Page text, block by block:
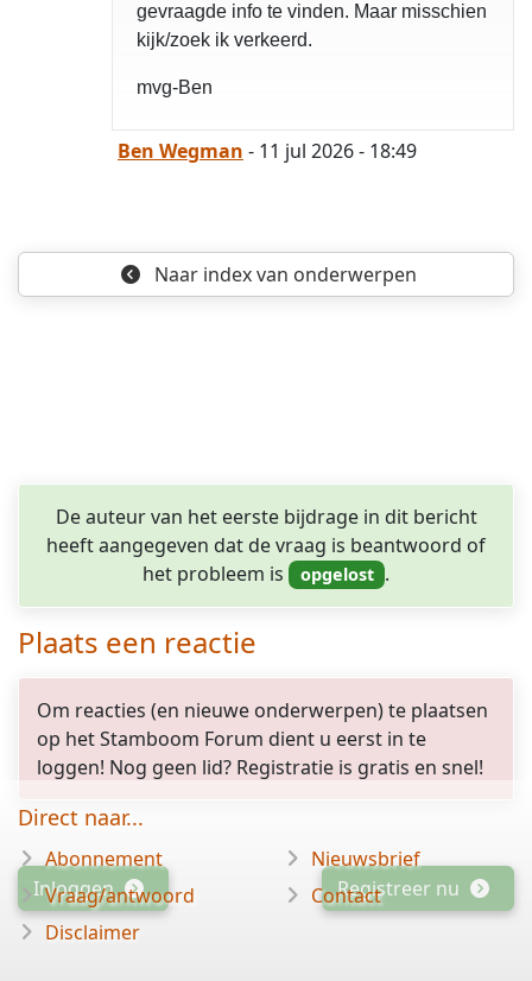
gevraagde info te vinden. Maar misschien
kijk/zoek ik verkeerd.
mvg-Ben
Ben Wegman - 11 jul 2026 - 18:49
Naar indexvan onderwerpen
De auteur van het eerste bijdrage in dit bericht
heeft aangegeven dat de vraag is beantwoord of
het probleem is
.
Plaats een reactie
Om reacties (en nieuwe onderwerpen) te plaatsen
op het Stamboom Forum dient u eerst in te
loggen! Nog geen lid? Registratie is gratis en snel!
Inloggen Registreer nu
Direct naar...
Abonnement
Vraag/antwoord
Disclaimer
Nieuwsbrief
Contact